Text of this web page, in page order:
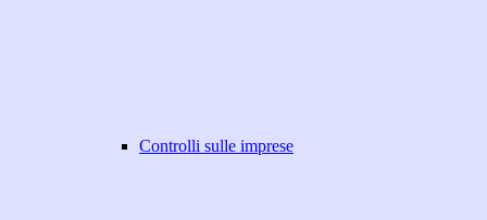
Controlli sulle imprese